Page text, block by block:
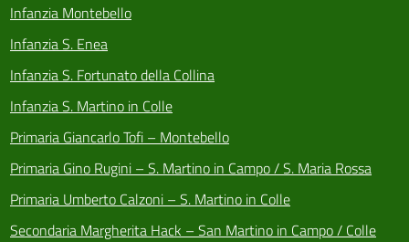
Infanzia Montebello
Infanzia S. Enea
Infanzia S. Fortunato della Collina
Infanzia S. Martino in Colle
Primaria Giancarlo Tofi – Montebello
Primaria Gino Rugini – S. Martino in Campo / S. Maria Rossa
Primaria Umberto Calzoni – S. Martino in Colle
Secondaria Margherita Hack – San Martino in Campo / Colle